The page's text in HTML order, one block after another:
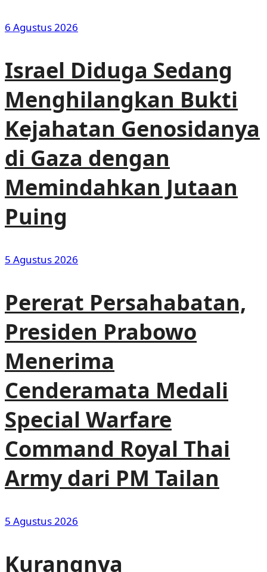
6 Agustus 2026
Israel Diduga Sedang
Menghilangkan Bukti
Kejahatan Genosidanya
di Gaza dengan
Memindahkan Jutaan
Puing
5 Agustus 2026
Pererat Persahabatan,
Presiden Prabowo
Menerima
Cenderamata Medali
Special Warfare
Command Royal Thai
Army dari PM Tailan
5 Agustus 2026
Kurangnya